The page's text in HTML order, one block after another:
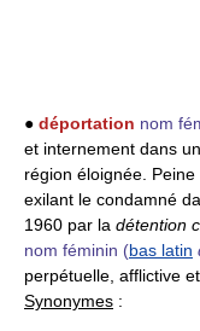
● déportation nom
et internement dans
région éloignée.
exilant le condamné
1960 par la détention
nom féminin (bas latin
perpétuelle, afflictive
Synonymes :